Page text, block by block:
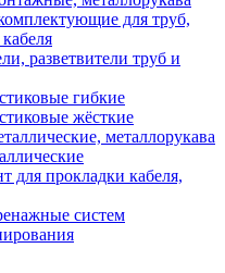
для труб,
разветвители труб и
гибкие
жёсткие
металлорукава
для прокладки кабеля,
систем